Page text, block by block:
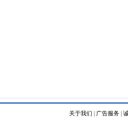
关于我们 广告服务